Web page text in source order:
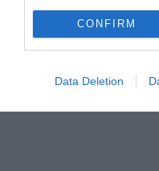
CONFIRM
Data Deletion